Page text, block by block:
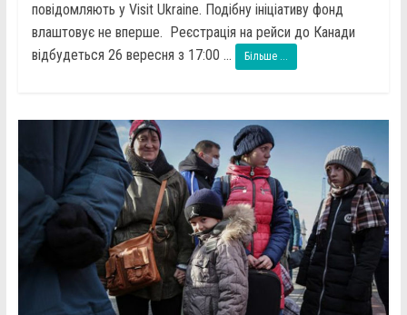
повідомляють у Visit Ukraine. Подібну ініціативу фонд
влаштовує не вперше. Реєстрація на рейси до Канади
відбудеться 26 вересня з 17:00 ...
Більше ...